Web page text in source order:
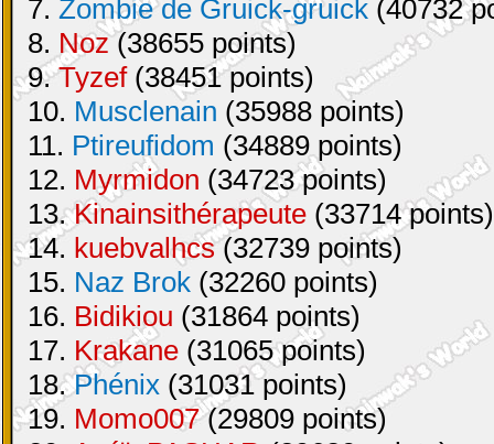
7. Zombie de Gruick-gruick (40732
8. Noz(38655 points)
9.Tyzef(38451 points)
10. Musclenain (35988 points)
11. Ptireufidom (34889 points)
12. Myrmidon (34723 points)
13.Kinainsithérapeute (33714 points)
14. kuebvalhcs(32739 points)
15. Naz Brok (32260 points)
16. Bidikiou (31864 points)
17. Krakane (31065 points)
18.Phénix (31031 points)
19. Momo007(29809 points)